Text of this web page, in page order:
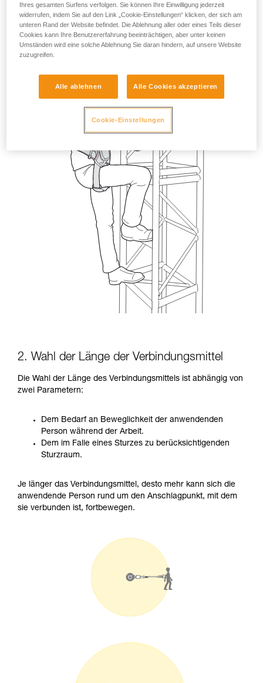
2. Wahl der Länge der Verbindungsmittel
Die Wahl der Länge des Verbindungsmittels ist abhängig von
zwei Parametern:
Dem Bedarf an Beweglichkeit der anwendenden
Person während der Arbeit.
Dem im Falle eines Sturzes zu berücksichtigenden
Sturzraum.
Je länger das Verbindungsmittel, desto mehr kann sich die
anwendende Person rund um den Anschlagpunkt, mit dem
sie verbunden ist, fortbewegen.
Ihres gesamten Surfens verfolgen. Sie können Ihre Einwilligung jederzeit
widerrufen, indem Sie auf den Link „Cookie-Einstellungen“ klicken, der sich am
unteren Rand der Website befindet. Die Ablehnung aller oder eines Teils dieser
Cookies kann Ihre Benutzererfahrung beeinträchtigen, aber unter keinen
Umständen wird eine solche Ablehnung Sie daran hindern, auf unsere Website
zuzugreifen.
Alle ablehnen Alle Cookies akzeptieren
Cookie-Einstellungen